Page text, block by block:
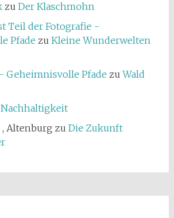
zu Der Klaschmohn
Teil der Fotografie -
Pfade zu Kleine Wunderwelten
Geheimnisvolle Pfade zuWald
Nachhaltigkeit
Altenburg zu Die Zukunft